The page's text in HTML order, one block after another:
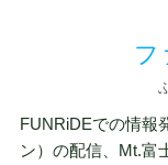
フ
FUNRiDEでの情報
ン）の配信、Mt.富